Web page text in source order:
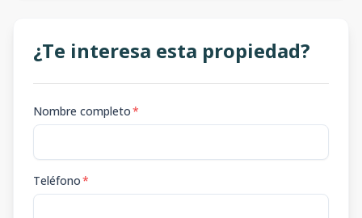
¿Te interesa esta propiedad?
Nombre completo*
Teléfono*